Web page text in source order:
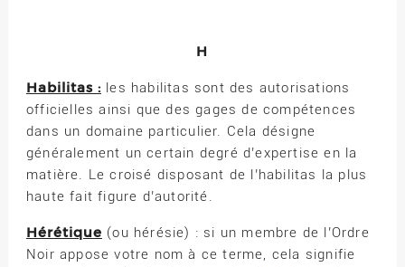
H
Habilitas :les habilitas sont des autorisations
officielles ainsi que des gages de compétences
dans un domaine particulier. Cela désigne
généralement un certain degré d’expertise en la
matière. Le croisé disposant de l’habilitas la plus
haute fait figure d’autorité.
Hérétique (ou hérésie) : si un membre de l’Ordre
Noir appose votre nom à ce terme, cela signifie